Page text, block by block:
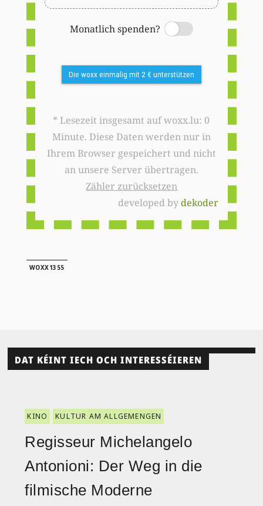
Monatlich spenden?
Switch
Die woxx einmalig mit 2 € unterstützen
* Lesezeit insgesamt auf woxx.lu: 0
Minute. Diese Daten werden nur in
Ihrem Browser gespeichert und nicht
an unsere Server übertragen.
Zähler zurücksetzen
developed bydekoder
WOXX1355
DAT KÉINT IECH OCH INTERESSÉIEREN
KINO KULTUR AM ALLGEMENGEN
Regisseur Michelangelo
Antonioni: Der Weg in die
filmische Moderne